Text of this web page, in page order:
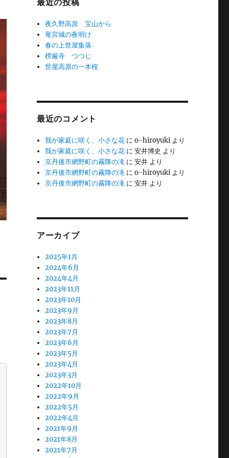
最近の投稿
夜久野高原 宝山から
竜宮城の夜明け
春の上世屋集落
楞厳寺 つつじ
世屋高原の一本桜
最近のコメント
我が家庭に咲く、小さな花 にo-hiroyuki より
我が家庭に咲く、小さな花 に安井博史 より
京丹後市網野町の霧降の滝 に安井 より
京丹後市網野町の霧降の滝 にo-hiroyuki より
京丹後市網野町の霧降の滝 に安井 より
アーカイブ
2025年1月
2024年6月
2024年4月
2023年11月
2023年10月
2023年9月
2023年8月
2023年7月
2023年6月
2023年5月
2023年4月
2023年3月
2022年10月
2022年9月
2022年5月
2022年4月
2021年9月
2021年8月
2021年7月